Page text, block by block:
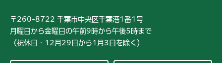
〒260-8722 千葉市中央区千葉港1番1号
月曜日から金曜日の午前9時から午後5時まで
（祝休日・12月29日から1月3日を除く）